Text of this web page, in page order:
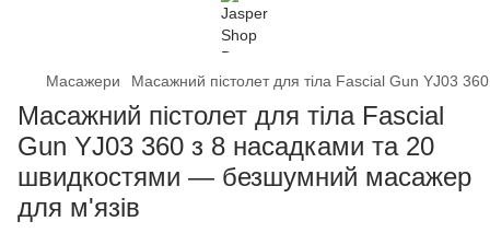
Масажери Масажний пістолет для тіла Fascial Gun YJ03
Масажний пістолет для тіла Fascial
Gun YJ03 360 з 8 насадками та 20
швидкостями — безшумний масажер
для м'язів